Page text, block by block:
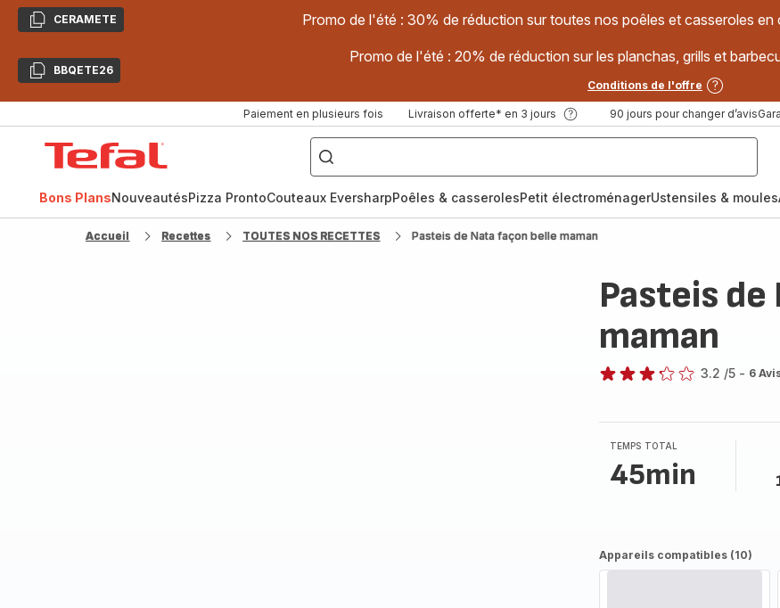
CopierCERAMETE Promo de l'été : 30% de réduction sur toutes nos poêles et casseroles
CopierBBQETE26
Promo de l'été : 20% de réduction sur les planchas, grills et
Conditions de l'offre
Paiement en plusieurs fois Livraison offerte* en 3 jours 90 jours pour changer d’avis
["Poêles
inox,
Cake
Factory,
Bons PlansNouveautésPizza ProntoCouteaux EversharpPoêles & casserolesPetit électroménagerUstensiles & moules
Accueil Recettes TOUTES NOS RECETTES Pasteis de Nata façon belle maman
Pasteis
maman
3.2 /5 - 6
TEMPS TOTAL
45min
Appareils compatibles (10)